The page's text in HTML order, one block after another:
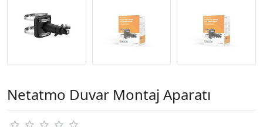
Netatmo Duvar Montaj Aparatı